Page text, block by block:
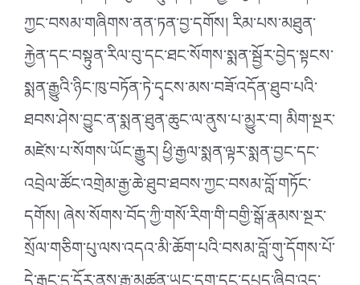
ཀྱང་བསམ་གཞིགས་ནན་ཏན་བྱ་དགོས། རིམ་པས་མཐུན་
རྐྱེན་དང་བསྟུན་རིལ་བུ་དང་ཐང་སོགས་སྨན་སྦྱོར་བྱེད་སྟངས་
སྨན་རྒྱུའི་ཉིང་ཁུ་བཏོན་ཏེ་དྭངས་མས་བཟོ་འདོན་ཐུབ་པའི་
ཐབས་ཤེས་བྱུང་ན་སྨན་ཐུན་ཆུང་ལ་ནུས་པ་མྱུར་བ། མིག་སྔར་
མཛེས་པ་སོགས་ཡོང་རྒྱུར། ཕྱི་རྒྱལ་སྨན་ལྟར་སྨན་བྱང་དང་
འབྲེལ་ཚོང་འགྲེམ་རྒྱ་ཆེ་ཐུབ་ཐབས་ཀྱང་བསམ་བློ་གཏོང་
དགོས། ཞེས་སོགས་བོད་ཀྱི་གསོ་རིག་གི་བགྱི་སྒོ་རྣམས་སྔར་
སྲོལ་གཅིག་པུ་ལས་འདའ་མི་ཆོག་པའི་བསམ་བློ་གུ་དོགས་པོ་